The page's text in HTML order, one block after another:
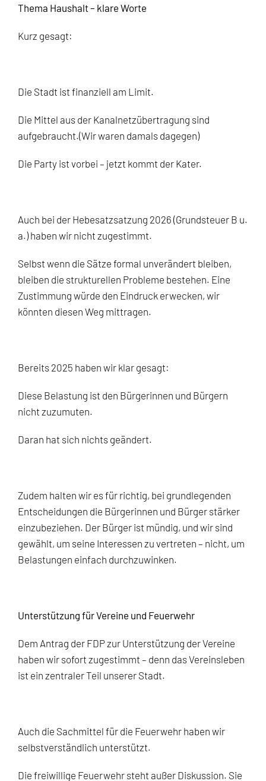
Thema Haushalt – klare Worte
Kurz gesagt:
Die Stadt ist finanziell am Limit.
Die Mittel aus der Kanalnetzübertragung sind
aufgebraucht.(Wir waren damals dagegen)
Die Party ist vorbei – jetzt kommt der Kater.
Auch bei der Hebesatzsatzung 2026 (Grundsteuer B u.
a.) haben wir nicht zugestimmt.
Selbst wenn die Sätze formal unverändert bleiben,
bleiben die strukturellen Probleme bestehen. Eine
Zustimmung würde den Eindruck erwecken, wir
könnten diesen Weg mittragen.
Bereits 2025 haben wir klar gesagt:
Diese Belastung ist den Bürgerinnen und Bürgern
nicht zuzumuten.
Daran hat sich nichts geändert.
Zudem halten wir es für richtig, bei grundlegenden
Entscheidungen die Bürgerinnen und Bürger stärker
einzubeziehen. Der Bürger ist mündig, und wir sind
gewählt, um seine Interessen zu vertreten – nicht, um
Belastungen einfach durchzuwinken.
Unterstützung für Vereine und Feuerwehr
Dem Antrag der FDP zur Unterstützung der Vereine
haben wir sofort zugestimmt – denn das Vereinsleben
ist ein zentraler Teil unserer Stadt.
Auch die Sachmittel für die Feuerwehr haben wir
selbstverständlich unterstützt.
Die freiwillige Feuerwehr steht außer Diskussion. Sie